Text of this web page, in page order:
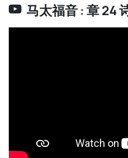
马太福音 : 章 24